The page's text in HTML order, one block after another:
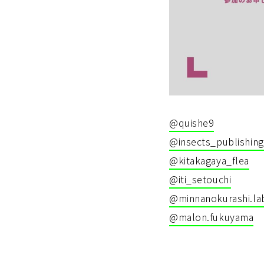
@quishe9
@insects_publishing
@kitakagaya_flea
@iti_setouchi
@malon.fukuyama